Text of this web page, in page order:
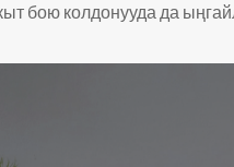
бою колдонууда да